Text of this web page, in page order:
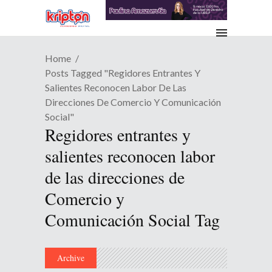
Home
Posts Tagged "Regidores Entrantes Y
Salientes Reconocen Labor De Las
Direcciones De Comercio Y Comunicación
Social"
Regidores entrantes y
salientes reconocen labor
de las direcciones de
Comercio y
Comunicación Social Tag
Archive